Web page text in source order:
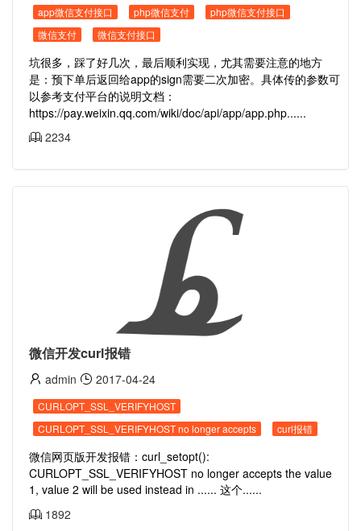
app微信支付接口 php微信支付
php微信支付接口
微信支付
微信支付接口
坑很多，踩了好几次，最后顺利实现，尤其需要注意的地方
是：预下单后返回给app的sign需要二次加密。具体传的参数可
以参考支付平台的说明文档：
https://pay.weixin.qq.com/wiki/doc/api/app/app.php......
2234
微信开发curl报错
admin 2017-04-24
CURLOPT_SSL_VERIFYHOST
CURLOPT_SSL_VERIFYHOST no longer accepts
curl报错
微信网页版开发报错：curl_setopt():
CURLOPT_SSL_VERIFYHOST no longer accepts the value
1, value 2 will be used instead in ...... 这个......
1892